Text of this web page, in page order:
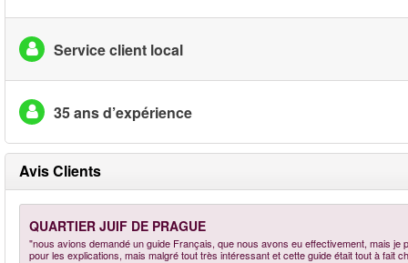
Service client local
35 ans d’expérience
Avis Clients
QUARTIER JUIF DE PRAGUE
"nous avions demandé un guide Français, que nous avons eu effectivement, mais
pour les explications, mais malgré tout très intéressant et cette guide était tout à fait